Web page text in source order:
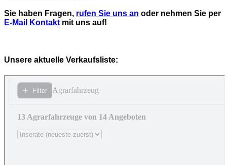
Sie haben Fragen, rufen Sie uns an oder nehmen Sie per
E-Mail Kontakt mit uns auf!
Unsere aktuelle Verkaufsliste: